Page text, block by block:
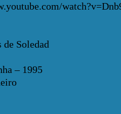
Soledad
– 1995